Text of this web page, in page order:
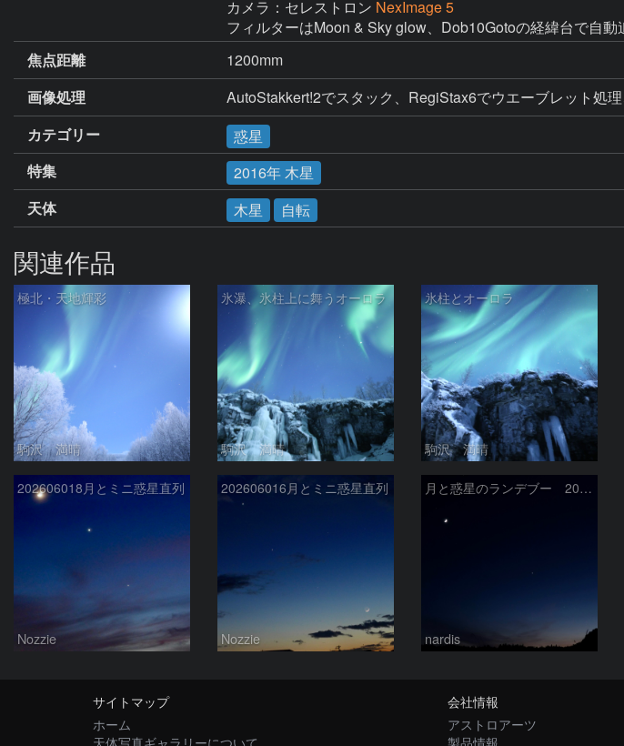
カメラ：セレストロン NexImage 5
フィルターはMoon & Sky glow、Dob10Gotoの経緯台で自動
焦点距離
1200mm
画像処理
AutoStakkert!2でスタック、RegiStax6でウエーブレット処
カテゴリー
惑星
特集
2016年 木星
天体
木星 自転
関連作品
極北・天地輝彩
駒沢 満晴
氷瀑、氷柱上に舞うオーロラ
駒沢 満晴
氷柱とオーロラ
駒沢 満晴
202606018月とミニ惑星直列
Nozzie
202606016月とミニ惑星直列
Nozzie
月と惑星のランデブー 2026/06/19
nardis
サイトマップ
ホーム
天体写真ギャラリーについて
会社情報
アストロアーツ
製品情報